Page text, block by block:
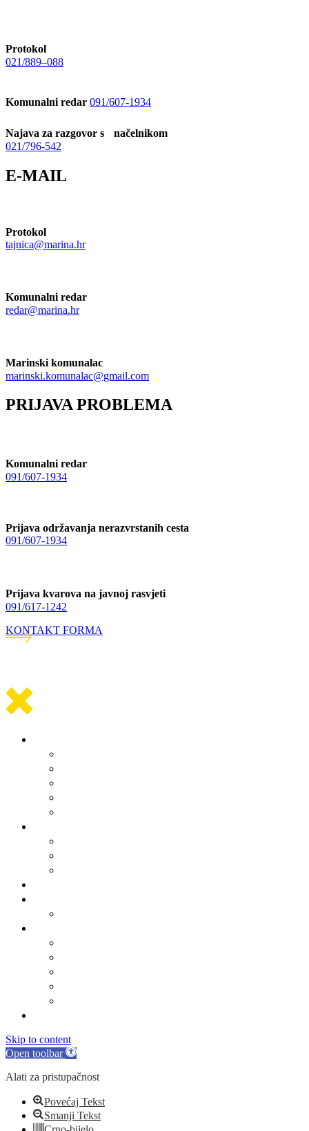
Protokol
021/889–088
Komunalni redar 091/607-1934
Najava za razgovor s načelnikom
021/796-542
E-MAIL
Protokol
tajnica@marina.hr
Komunalni redar
redar@marina.hr
Marinski komunalac
marinski.komunalac@gmail.com
PRIJAVA PROBLEMA
Komunalni redar
091/607-1934
Prijava održavanja nerazvrstanih cesta
091/607-1934
Prijava kvarova na javnoj rasvjeti
091/617-1242
KONTAKT FORMA
Skip to content
Open toolbar
Alati za pristupačnost
Povećaj Tekst
Smanji Tekst